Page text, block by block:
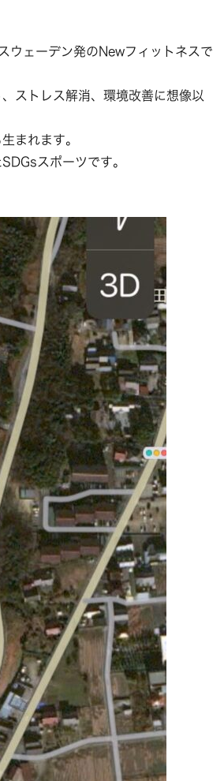
ェーデン発のNewフィットネスで
ストレス解消、環境改善に想像以
まれます。
スポーツです。